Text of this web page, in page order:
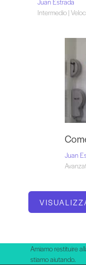
Intermedio |
Juan
Amiamo restituire
stiamo aiutando.